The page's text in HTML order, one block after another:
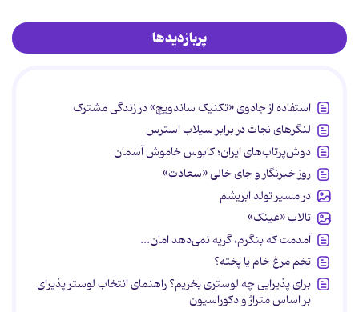
پربازدیدها
استفاده از جادوی «تکنیک ساندویچ» در زندگی مشترک
لنگرهای نجات در برابر سیلاب استرس
دوش‌پرتاب‌های ایران؛ کابوس خاموش آسمان
روز خبرنگار و جای خالی «سعادت»
در مسیر تولد ابریشم
تالاب «عینک»
آمدمت که بنگرم، گریه نمی‌دهد امان...
تخم مرغ خام یا پخته؟
برای پذیرایی چه لوستری بخریم؟ راهنمای انتخاب لوستر پذیرای
بر اساس متراژ و دکوراسیون